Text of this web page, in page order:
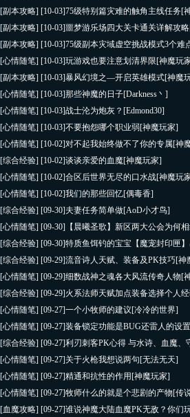
[副本攻略] [10-03]75级特别篇灾难的触角主线任务[
[副本攻略] [10-03]噩梦游乐场四大关卡通关详解攻略
[副本攻略] [10-03]75级副本灾域虚空挑战模式3个难
[心情随笔] [10-03]玩游戏也要注意划清界限[神魔玩
[副本攻略] [10-03]暴风幻境之—开启英雄模式[神魔
[心情随笔] [10-03]那些神魔的日子[Darkness丶]
[心情随笔] [10-03]战士沦为炮灰？ [Edmond30]
[心情随笔] [10-03]不要抱怨哪个职业弱[神魔玩家]
[心情随笔] [10-02]对不起我始终做不了你的专属[神
[综合经验] [10-02]谈谈亲爱的血魔[神魔玩家]
[心情随笔] [10-02]合区后世界无尽的口水战[神魔玩
[心情随笔] [10-02]我们的那些回忆[偶毒香]
[综合经验] [09-30]夫妻任务简单做[AoD小才鸟]
[心情随笔] [09-30]
【晨曦圣歌】新区两大公会为何
[综合经验] [09-30]特质鱼饵钓的宝宝【魔宠封印匣
[综合经验] [09-29]流音诗人天赋、装备及PK技巧[神
[心情随笔] [09-29]细数战神之魂各大风流传奇人物[
[综合经验] [09-29]火系法师天赋加点装备选择个人
[心情随笔] [09-27]一个小牧师的建议[冷冷的世界]
[心情随笔] [09-27]装备锁定功能是BUG还雷人的设
[综合经验] [09-27]利刃刺客PK心得 与水诗、血魔、
[心情随笔] [09-27]关于火枪我想说两句[无法无天]
[心情随笔] [09-27]精通和抗性的作用 [神魔玩家]
[心情随笔] [09-27]牧师什么的就是个悲剧的产物[传
[血魔攻略] [09-27]谁说神魔大陆血魔PK无敌？你们